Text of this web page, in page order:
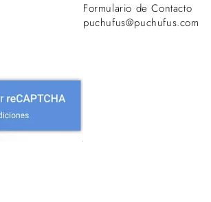
Formulario de Contacto
puchufus@puchufus.com